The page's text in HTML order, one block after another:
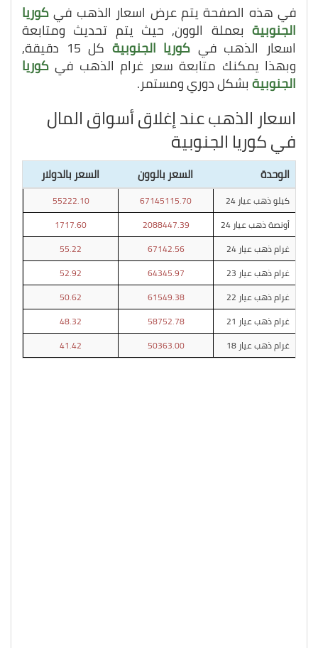
في هذه الصفحة يتم عرض اسعار الذهب فيكوريا
الجنوبية بعملة الوون, حيث يتم تحديث ومتابعة
اسعار الذهب في كوريا الجنوبية كل 15 دقيقة,
وبهذا يمكنك متابعة سعر غرام الذهب في كوريا
الجنوبيةبشكل دوري ومستمر.
اسعار الذهب عند إغلاق أسواق المال
في كوريا الجنوبية
الوحدة السعر بالوون السعر بالدولار
كيلو ذهب عيار 24 67145115.70
55222.10
أونصة ذهب عيار 24
2088447.39
1717.60
غرام ذهب عيار 24
67142.56
55.22
غرام ذهب عيار 23
64345.97
52.92
غرام ذهب عيار 22
61549.38
50.62
غرام ذهب عيار 21
58752.78
48.32
غرام ذهب عيار 18
50363.00
41.42